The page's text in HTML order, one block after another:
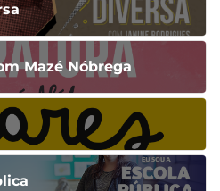
Mazé Nóbrega